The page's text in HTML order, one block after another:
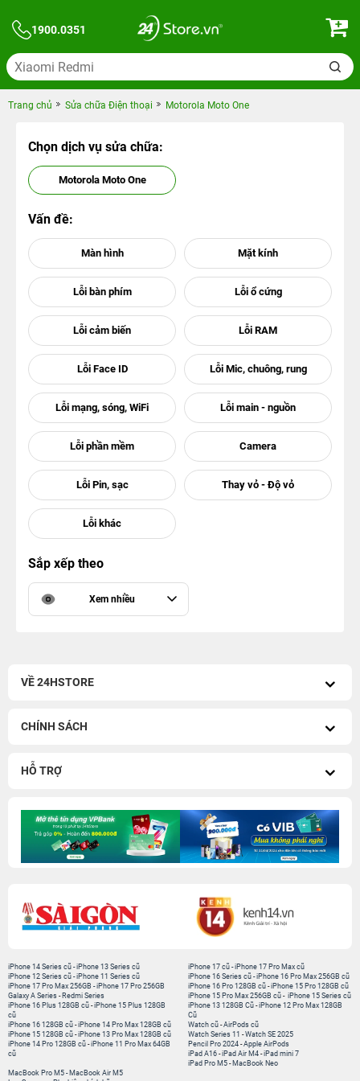
1900.0351
Trang chủ Sửa chữa Điện thoại Motorola Moto One
Chọn dịch vụ sửa chữa:
Motorola Moto One
Vấn đề:
Sắp xếp theo
Xem nhiều
VỀ 24HSTORE
CHÍNH SÁCH
HỖ TRỢ
iPhone 14 Series cũ -iPhone 13 Series cũ
iPhone 12 Series cũ -iPhone 11 Series cũ
iPhone 17 Pro Max 256GB -iPhone 17 Pro 256GB
Galaxy A Series - Redmi Series
iPhone 17 cũ -iPhone 17 Pro Max cũ
iPhone 16 Series cũ - iPhone 16 Pro Max 256GB cũ
iPhone 16 Pro 128GB cũ -iPhone 15 Pro 128GB cũ
iPhone 15 Pro Max 256GB cũ - iPhone 15 Series cũ
iPhone 16 Plus 128GB cũ -iPhone 15 Plus 128GB
cũ
iPhone 16 128GB cũ -iPhone 14 Pro Max 128GB cũ
iPhone 15 128GB cũ -iPhone 13 Pro Max 128GB cũ
iPhone 14 Pro 128GB cũ -iPhone 11 Pro Max 64GB
cũ
iPhone 13 128GB Cũ -iPhone 12 Pro Max 128GB
Cũ
Watch cũ -AirPods cũ
Watch Series 11 -Watch SE 2025
Pencil Pro 2024 -Apple AirPods
iPad A16 -iPad Air M4 -iPad mini 7
iPad Pro M5 - MacBook Neo
MacBook Pro M5 - MacBook Air M5